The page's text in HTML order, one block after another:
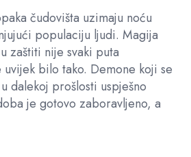
od
7,99 €
do
12,99 €
čudovišta uzimaju noću
populaciju ljudi. Magija
zaštiti nije svaki puta
bilo tako. Demone koji se
dalekoj prošlosti uspješno
je gotovo zaboravljeno, a